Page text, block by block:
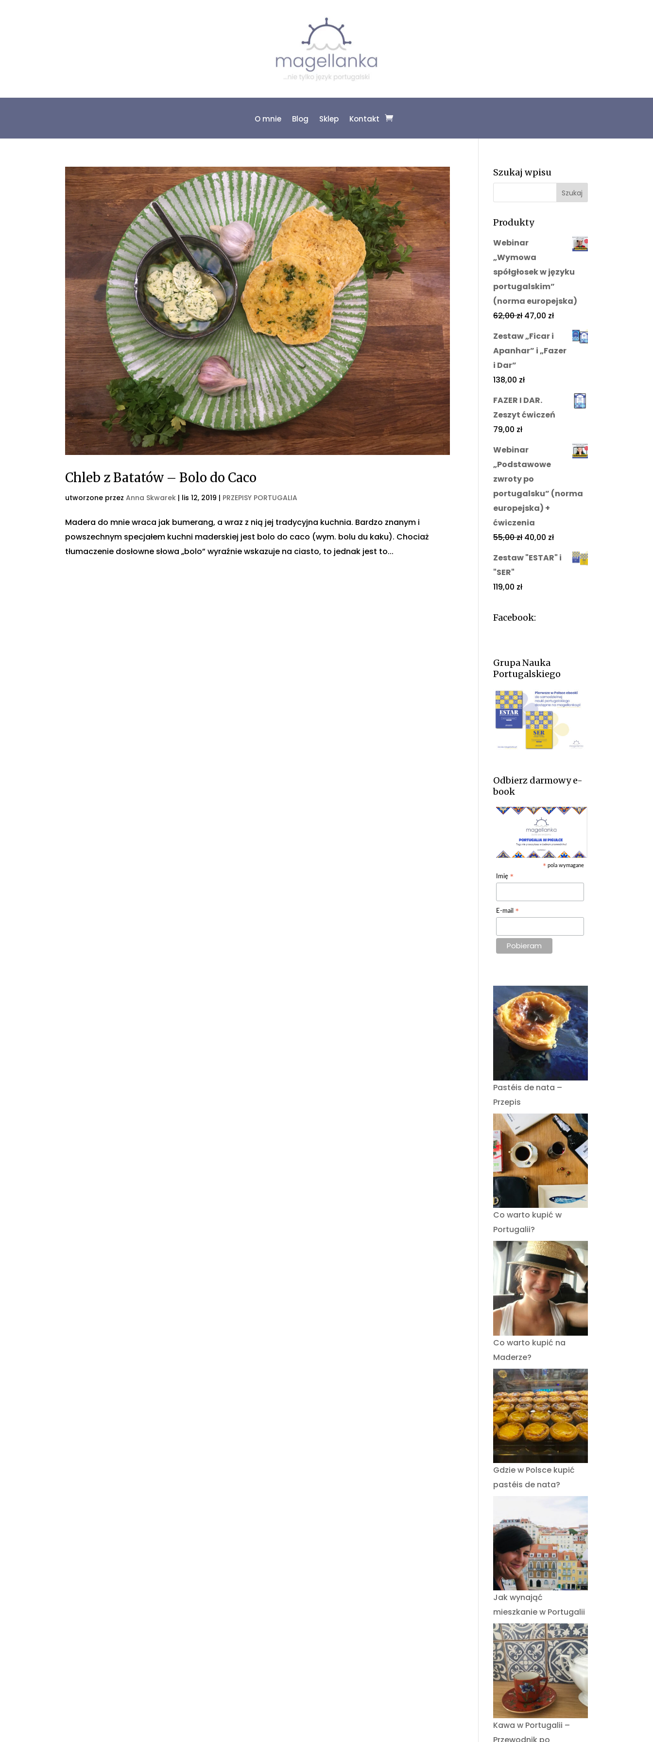
O mnie Blog Sklep Kontakt
Chleb z Batatów – Bolo do Caco
utworzone przezAnna Skwarek | lis 12, 2019 | PRZEPISY PORTUGALIA
Madera do mnie wraca jak bumerang, a wraz z nią jej tradycyjna kuchnia. Bardzo znanym i
powszechnym specjałem kuchni maderskiej jest bolo do caco (wym. bolu du kaku). Chociaż
tłumaczenie dosłowne słowa „bolo” wyraźnie wskazuje na ciasto, to jednak jest to...
Szukaj wpisu
Produkty
Webinar
„Wymowa
spółgłosek w języku
portugalskim”
(norma europejska)
62,00zł 47,00 zł
Zestaw „Ficar i
Apanhar” i „Fazer
i Dar”
138,00 zł
FAZER I DAR.
Zeszyt ćwiczeń
79,00 zł
Webinar
„Podstawowe
zwroty po
portugalsku” (norma
europejska) +
ćwiczenia
55,00zł 40,00 zł
Zestaw "ESTAR" i
"SER"
119,00 zł
Facebook:
Grupa Nauka
Portugalskiego
Odbierz darmowy e-
book
* pola wymagane
Imię *
E-mail *
Pastéis de nata –
Przepis
Co warto kupić w
Portugalii?
Co warto kupić na
Maderze?
Gdzie w Polsce kupić
pastéis de nata?
Jak wynająć
mieszkanie w Portugalii
Kawa w Portugalii –
Przewodnik po